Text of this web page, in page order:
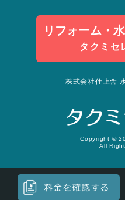
リフォーム・
タクミセ
株式会社仕上舎
Copyright ©
All